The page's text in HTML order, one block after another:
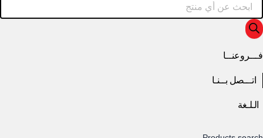
فـــروعنــا
اتـــصل بــنـا
الـلـغة